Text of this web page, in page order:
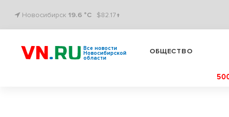
Новосибирск 19.6 °C $82.17↑
Все новости
Новосибирской
области
ОБЩЕСТВО